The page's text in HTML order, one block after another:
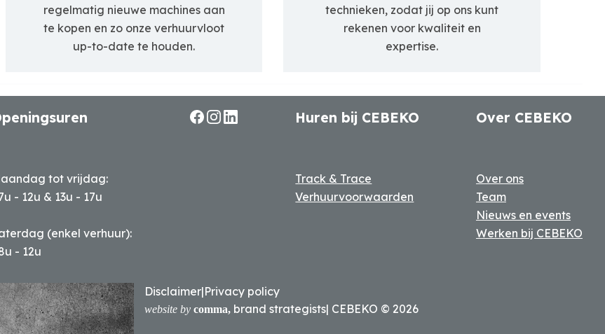
regelmatig nieuwe machines aan
te kopen en zo onze verhuurvloot
up-to-date te houden.
technieken, zodat jij op ons kunt
rekenen voor kwaliteit en
expertise.
tot vrijdag:
- 12u & 13u - 17u
(enkel verhuur):
- 12u
Huren bij CEBEKO
Track & Trace
Verhuurvoorwaarden
Over CEBEKO
Over ons
Team
Nieuws en events
Werken bij CEBEKO
Disclaimer|Privacy policy
website by comma, brand strategists| CEBEKO © 2026